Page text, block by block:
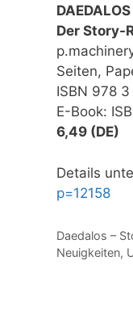
Der Story-
Seiten,
ISBN 978
E-Book:
6,49 (DE)
Details
p=12158
Kategorien
Daedalos –
Neuigkeiten,